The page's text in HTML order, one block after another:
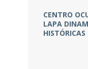
CENTRO
LAPA
HISTÓRICAS